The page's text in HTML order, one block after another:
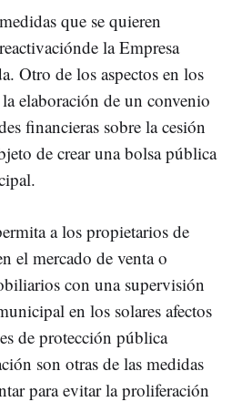
que se quieren
la Empresa
Otro de los aspectos en los
elaboración de un convenio
financieras sobre la cesión
de crear una bolsa pública
a los propietarios de
el mercado de venta o
con una supervisión
en los solares afectos
de protección pública
son otras de las medidas
para evitar la proliferación